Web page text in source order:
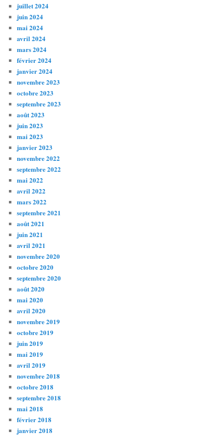
juillet 2024
juin 2024
mai 2024
avril 2024
mars 2024
février 2024
janvier 2024
novembre 2023
octobre 2023
septembre 2023
août 2023
juin 2023
mai 2023
janvier 2023
novembre 2022
septembre 2022
mai 2022
avril 2022
mars 2022
septembre 2021
août 2021
juin 2021
avril 2021
novembre 2020
octobre 2020
septembre 2020
août 2020
mai 2020
avril 2020
novembre 2019
octobre 2019
juin 2019
mai 2019
avril 2019
novembre 2018
octobre 2018
septembre 2018
mai 2018
février 2018
janvier 2018